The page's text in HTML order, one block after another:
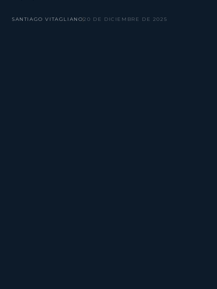
SANTIAGO VITAGLIANO20 DE DICIEMBRE DE 2025